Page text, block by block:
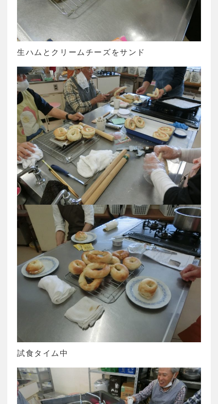
生ハムとクリームチーズをサンド
試食タイム中